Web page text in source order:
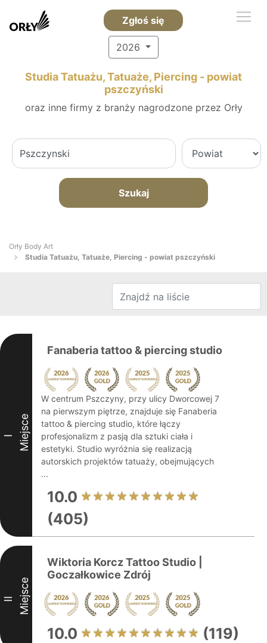
Zgłoś się
2026
Studia Tatuażu, Tatuaże, Piercing - powiat
pszczyński
oraz inne firmy z branży nagrodzone przez Orły
Szukaj
Orły Body Art
Studia Tatuażu, Tatuaże, Piercing - powiat pszczyński
I Miejsce
Fanaberia tattoo & piercing studio
W centrum Pszczyny, przy ulicy Dworcowej 7
na pierwszym piętrze, znajduje się Fanaberia
tattoo & piercing studio, które łączy
profesjonalizm z pasją dla sztuki ciała i
estetyki. Studio wyróżnia się realizacją
autorskich projektów tatuaży, obejmujących
...
10.0
(405)
II Miejsce
Wiktoria Korcz Tattoo Studio |
Goczałkowice Zdrój
10.0 (119)